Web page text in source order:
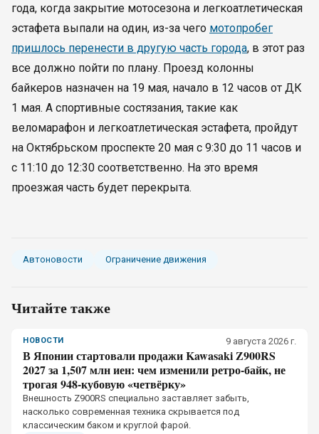
года, когда закрытие мотосезона и легкоатлетическая
эстафета выпали на один, из-за чего мотопробег
пришлось перенести в другую часть города, в этот раз
все должно пойти по плану. Проезд колонны
байкеров назначен на 19 мая, начало в 12 часов от ДК
1 мая. А спортивные состязания, такие как
веломарафон и легкоатлетическая эстафета, пройдут
на Октябрьском проспекте 20 мая с 9:30 до 11 часов и
с 11:10 до 12:30 соответственно. На это время
проезжая часть будет перекрыта.
Автоновости Ограничение движения
Читайте также
НОВОСТИ 9 августа 2026 г.
В Японии стартовали продажи Kawasaki Z900RS
2027 за 1,507 млн иен: чем изменили ретро-байк, не
трогая 948-кубовую «четвёрку»
Внешность Z900RS специально заставляет забыть,
насколько современная техника скрывается под
классическим баком и круглой фарой.